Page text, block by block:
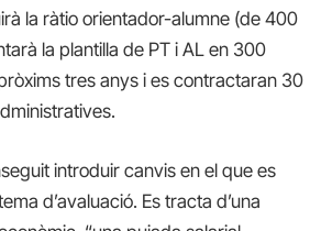
la ràtio orientador-alumne (de 400
la plantilla de PT i AL en 300
tres anys i es contractaran 30
introduir canvis en el que es
d’avaluació. Es tracta d’una